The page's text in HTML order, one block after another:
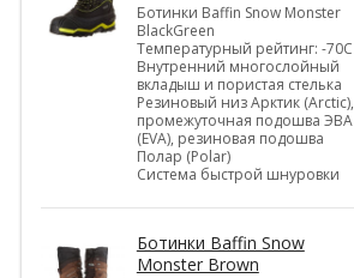
Ботинки Baffin Snow Monster
BlackGreen
Температурный рейтинг: -70C
Внутренний многослойный
вкладыш и пористая стелька
Резиновый низ Арктик (Arctic),
промежуточная подошва ЭВА
(EVA), резиновая подошва
Полар (Polar)
Система быстрой шнуровки
Ботинки Baffin Snow
Monster Brown